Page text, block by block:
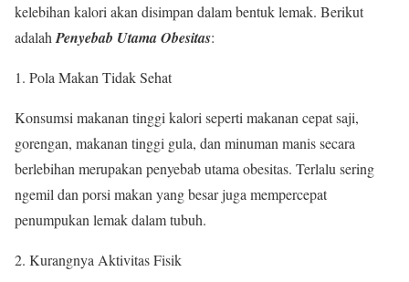
kelebihan kalori akan disimpan dalam bentuk lemak. Berikut
adalah Penyebab Utama Obesitas:
Pola Makan Tidak Sehat
Konsumsi makanan tinggi kalori seperti makanan cepat saji,
gorengan, makanan tinggi gula, dan minuman manis secara
berlebihan merupakan penyebab utama obesitas. Terlalu sering
ngemil dan porsi makan yang besar juga mempercepat
penumpukan lemak dalam tubuh.
Kurangnya Aktivitas Fisik